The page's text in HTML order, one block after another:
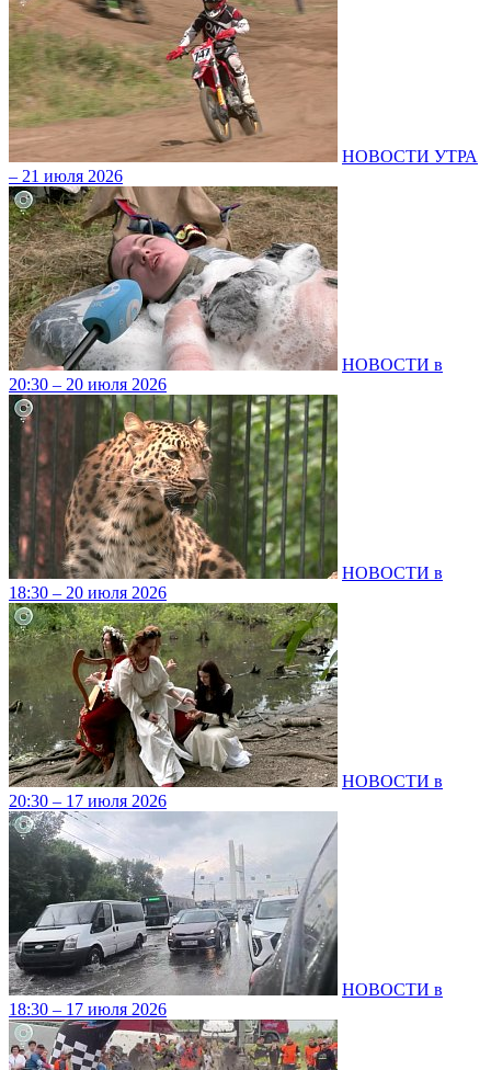
НОВОСТИ УТРА
– 21 июля 2026
НОВОСТИ в
20:30 – 20 июля 2026
НОВОСТИ в
18:30 – 20 июля 2026
НОВОСТИ в
20:30 – 17 июля 2026
НОВОСТИ в
18:30 – 17 июля 2026